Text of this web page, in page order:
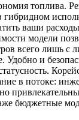
топлива.
гибридном
ваши
модели
всего лишь с
Удобно и
в потоке:
бюджетные